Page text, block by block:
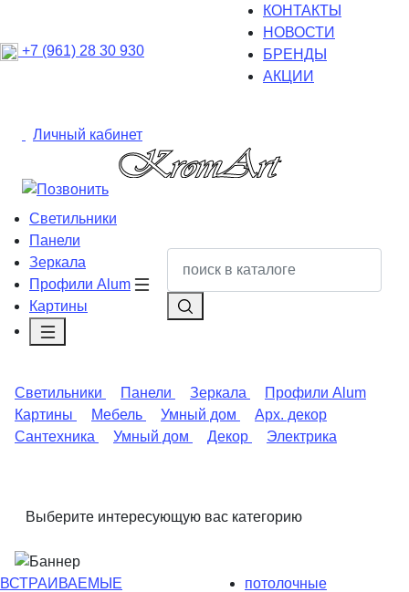
+7 (961) 28 30 930
КОНТАКТЫ
НОВОСТИ
БРЕНДЫ
АКЦИИ
Личный кабинет
Светильники
Панели
Зеркала
Профили Alum
Картины
Светильники Панели Зеркала
Профили Alum
Картины
Мебель Умный дом
Арх. декор
Сантехника
Умный дом Декор Электрика
Выберите интересующую вас категорию
ВСТРАИВАЕМЫЕ
потолочные